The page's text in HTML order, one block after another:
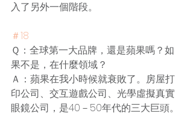
入了另外一個階段。
＃18
Ｑ：全球第一大品牌，還是蘋果嗎？如
果不是，在什麼領域？
Ａ：蘋果在我小時候就衰敗了。房屋打
印公司、交互遊戲公司、光學虛擬真實
眼鏡公司，是40－50年代的三大巨頭。